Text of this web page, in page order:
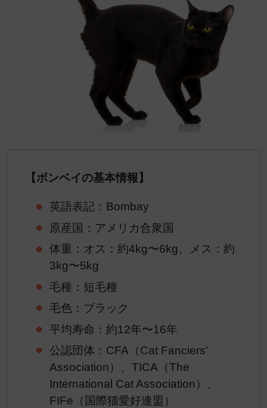
【ボンベイの基本情報】
英語表記：Bombay
原産国：アメリカ合衆国
体重：オス：約4kg〜6kg、メス：約
3kg〜5kg
毛種：短毛種
毛色：ブラック
平均寿命：約12年〜16年
公認団体：CFA（Cat Fanciers'
Association）、TICA（The
International Cat Association）、
FIFe（国際猫愛好連盟）